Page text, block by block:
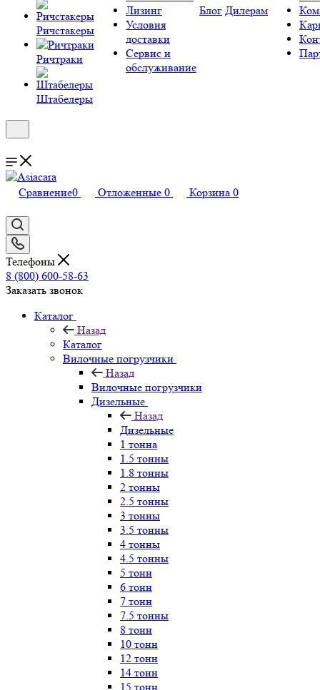
Ричстакеры
Ричтраки
Штабелеры
Лизинг
Условия
доставки
Сервис и
обслуживание
Блог Дилерам
Сравнение0 Отложенные 0 Корзина 0
Телефоны
8 (800) 600-58-63
Заказать звонок
Каталог
Назад
Каталог
Вилочные погрузчики
Назад
Вилочные погрузчики
Дизельные
Назад
Дизельные
1 тонна
1.5 тонны
1.8 тонны
2 тонны
2.5 тонны
3 тонны
3.5 тонны
4 тонны
4.5 тонны
5 тонн
6 тонн
7 тонн
7.5 тонны
8 тонн
10 тонн
12 тонн
14 тонн
15 тонн